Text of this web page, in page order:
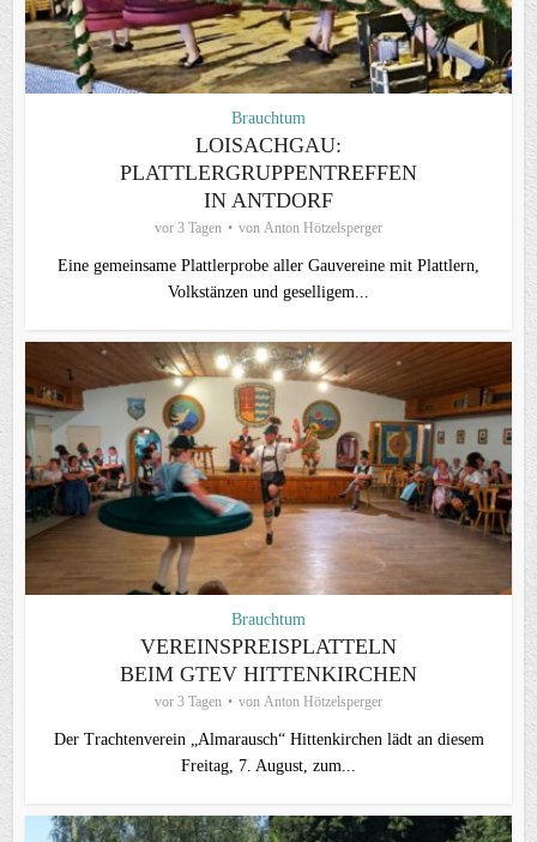
Brauchtum
LOISACHGAU:
PLATTLERGRUPPENTREFFEN
IN ANTDORF
vor 3 Tagen von Anton Hötzelsperger
Eine gemeinsame Plattlerprobe aller Gauvereine mit Plattlern,
Volkstänzen und geselligem...
Brauchtum
VEREINSPREISPLATTELN
BEIM GTEV HITTENKIRCHEN
vor 3 Tagen von Anton Hötzelsperger
Der Trachtenverein „Almarausch“ Hittenkirchen lädt an diesem
Freitag, 7. August, zum...